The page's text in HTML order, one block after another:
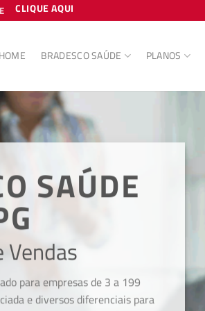
CLIQUE AQUI
HOME BRADESCO SAÚDE PLANOS
SAÚDE
Vendas
para empresas de 3 a 199
e diversos diferenciais para